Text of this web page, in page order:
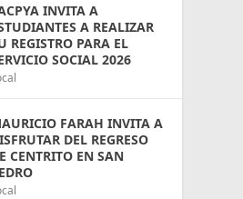
INVITA A
A REALIZAR
REGISTRO PARA EL
SOCIAL 2026
FARAH INVITA A
DEL REGRESO
CENTRITO EN SAN